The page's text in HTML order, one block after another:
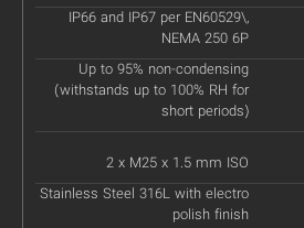
IP66 and IP67 per EN60529\,
NEMA 250 6P
Up to 95% non-condensing
(withstands up to 100% RH for
short periods)
2 x M25 x 1.5 mm ISO
Stainless Steel 316L with electro
polish finish